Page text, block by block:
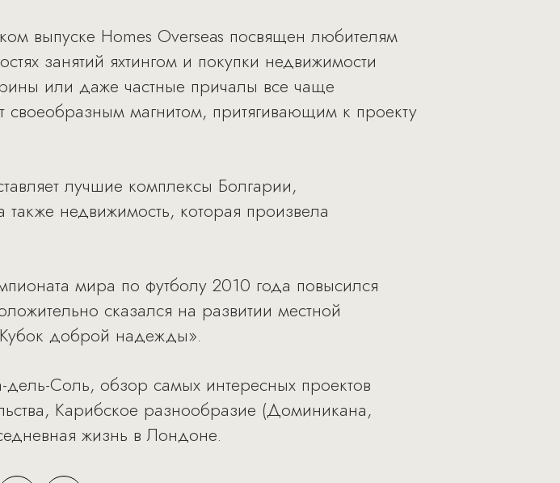
выпуске Homes Overseas посвящен любителям
занятий яхтингом и покупки недвижимости
или даже частные причалы все чаще
своеобразным магнитом, притягивающим к проекту
лучшие комплексы Болгарии,
недвижимость, которая произвела
мира по футболу 2010 года повысился
сказался на развитии местной
доброй надежды».
Соль, обзор самых интересных проектов
Карибское разнообразие (Доминикана,
жизнь в Лондоне.